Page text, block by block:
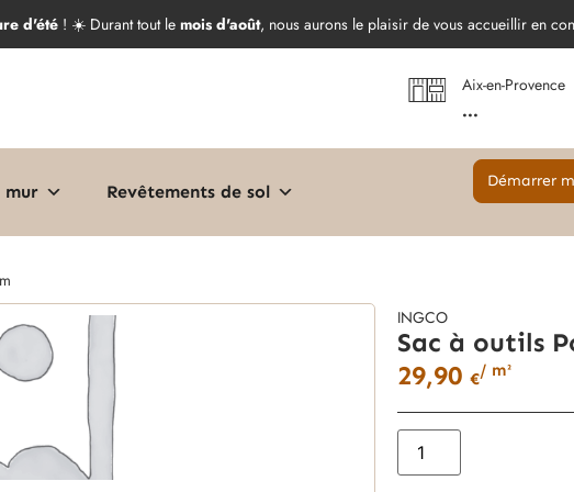
d'été ! ☀️ Durant tout le mois d'août, nous aurons le plaisir de vous accueillir en
Aix-en-Provence
...
mur Revêtements de sol
Démarrer
INGCO
Sac à outils
29,90€/ m²